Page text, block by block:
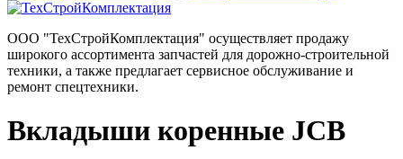
ООО "ТехСтройКомплектация" осуществляет продажу
широкого ассортимента запчастей для дорожно-строительной
техники, а также предлагает сервисное обслуживание и
ремонт спецтехники.
Вкладыши коренные JCB